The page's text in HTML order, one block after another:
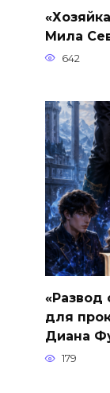
Мила
642
«Развод
для
Диана
179